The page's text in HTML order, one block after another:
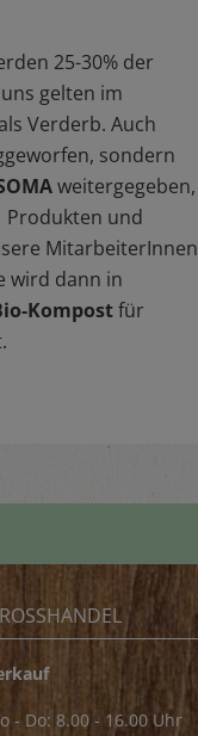
25-30% der
gelten im
Verderb. Auch
sondern
weitergegeben,
und
MitarbeiterInnen
wird dann in
Kompostfür
- Do: 8.00 - 16.00 Uhr